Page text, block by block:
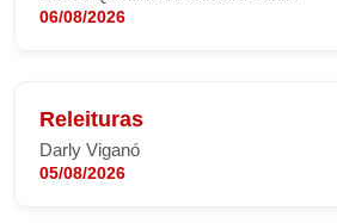
06/08/2026
Releituras
Darly Viganó
05/08/2026